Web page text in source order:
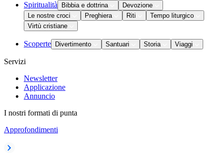
Spiritualità Bibbia e dottrina
Devozione
Le nostre croci
Preghiera Riti
Tempo liturgico
Virtù cristiane
Scoperte Divertimento Santuari Storia Viaggi
Servizi
Newsletter
Applicazione
Annuncio
I nostri formati di punta
Approfondimenti